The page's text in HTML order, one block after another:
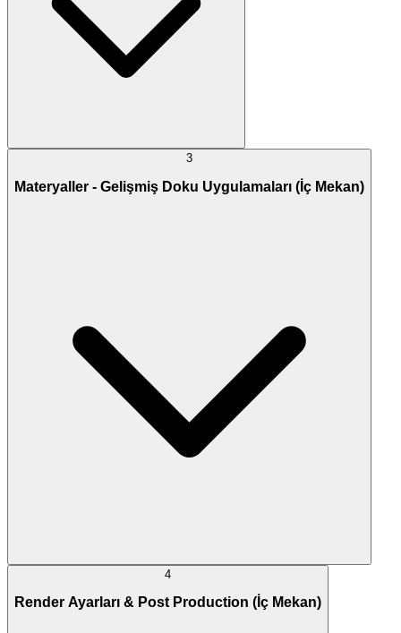
3
Materyaller - Gelişmiş Doku Uygulamaları (İç Mekan)
4
Render Ayarları & Post Production (İç Mekan)